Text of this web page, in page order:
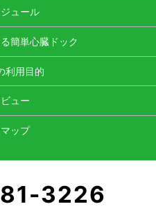
ュール
簡単心臓ドック
利用目的
ュー
ップ
3226